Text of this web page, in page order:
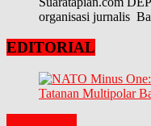
organisasi jurnalis
EDITORIAL